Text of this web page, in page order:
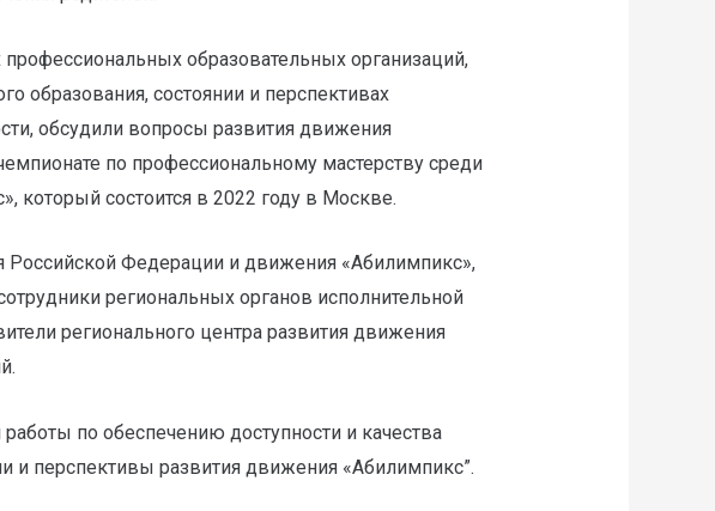
образовательных организаций,
образования, состоянии и перспективах
обсудили вопросы развития движения
по профессиональному мастерству среди
который состоится в 2022 году в Москве.
Российской Федерации и движения «Абилимпикс»,
региональных органов исполнительной
регионального центра развития движения
по обеспечению доступности и качества
и перспективы развития движения «Абилимпикс”.